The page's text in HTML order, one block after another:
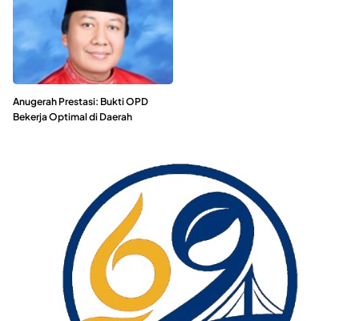
Anugerah Prestasi: Bukti OPD
Bekerja Optimal di Daerah